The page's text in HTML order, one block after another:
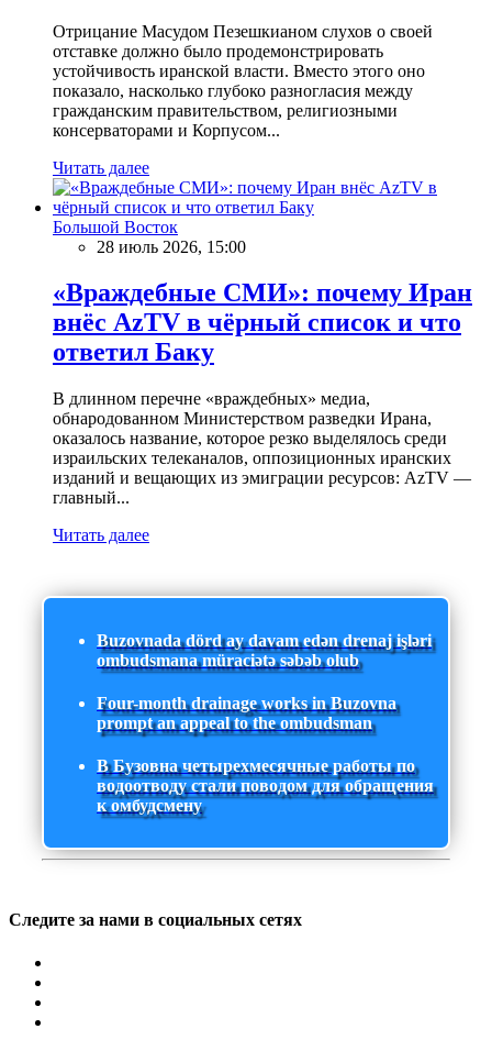
Отрицание Масудом Пезешкианом слухов о своей
отставке должно было продемонстрировать
устойчивость иранской власти. Вместо этого оно
показало, насколько глубоко разногласия между
гражданским правительством, религиозными
консерваторами и Корпусом...
Читать далее
Большой Восток
28 июль 2026, 15:00
«Враждебные СМИ»: почему Иран
внёс AzTV в чёрный список и что
ответил Баку
В длинном перечне «враждебных» медиа,
обнародованном Министерством разведки Ирана,
оказалось название, которое резко выделялось среди
израильских телеканалов, оппозиционных иранских
изданий и вещающих из эмиграции ресурсов: AzTV —
главный...
Читать далее
Buzovnada dörd ay davam edən drenaj işləri
ombudsmana müraciətə səbəb olub
Four-month drainage works in Buzovna
prompt an appeal to the ombudsman
В Бузовна четырехмесячные работы по
водоотводу стали поводом для обращения
к омбудсмену
Следите за нами в социальных сетях